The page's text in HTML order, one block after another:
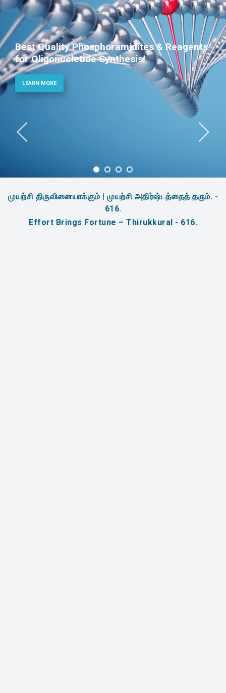
Best Quality Phosphoramidites & Reagents
for Oligonucletide Synthesis
LEARN MORE
முயற்சி திருவினையாக்கும் | முயற்சி அதிர்ஷ்டத்தைத் தரும். -
616.
Effort Brings Fortune – Thirukkural - 616.